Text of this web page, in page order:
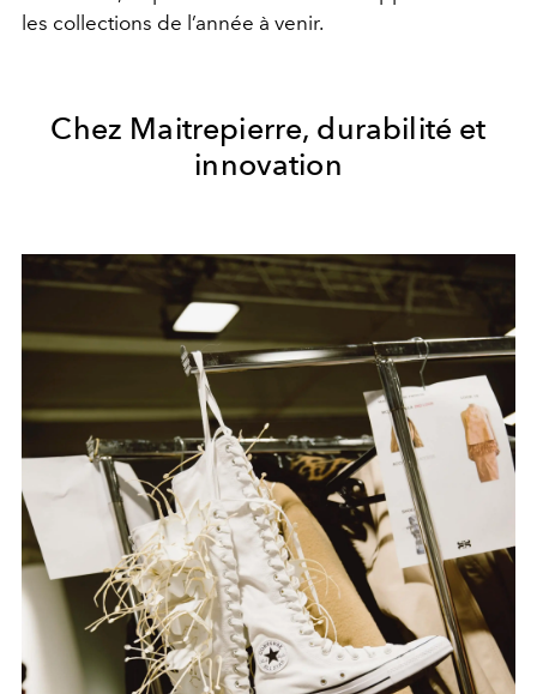
les collections de l’année à venir.
Chez Maitrepierre, durabilité et
innovation